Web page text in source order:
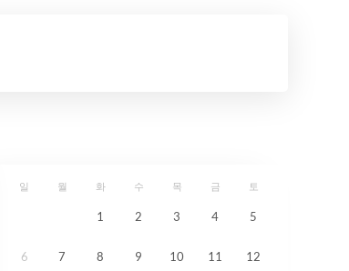
일 월 화 수 목 금 토
1 2 3 4 5
6 7 8 9 10 11 12